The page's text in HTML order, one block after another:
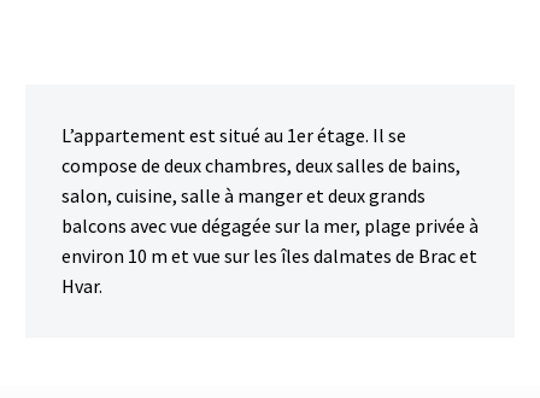
L’appartement est situé au 1er étage. Il se
compose de deux chambres, deux salles de bains,
salon, cuisine, salle à manger et deux grands
balcons avec vue dégagée sur la mer, plage privée à
environ 10 m et vue sur les îles dalmates de Brac et
Hvar.